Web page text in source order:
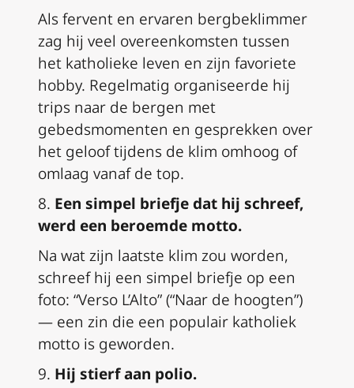
Als fervent en ervaren bergbeklimmer
zag hij veel overeenkomsten tussen
het katholieke leven en zijn favoriete
hobby. Regelmatig organiseerde hij
trips naar de bergen met
gebedsmomenten en gesprekken over
het geloof tijdens de klim omhoog of
omlaag vanaf de top.
8. Een simpel briefje dat hij schreef,
werd een beroemde motto.
Na wat zijn laatste klim zou worden,
schreef hij een simpel briefje op een
foto: “Verso L’Alto” (“Naar de hoogten”)
— een zin die een populair katholiek
motto is geworden.
9. Hij stierf aan polio.